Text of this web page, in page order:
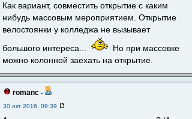
Как вариант, совместить открытие с каким
нибудь массовым мероприятием. Открытие
велостоянки у колледжа не вызывает
большого интереса...
Но при массовке
можно колонной заехать на открытие.
romanc -
30 окт 2016, 09:39